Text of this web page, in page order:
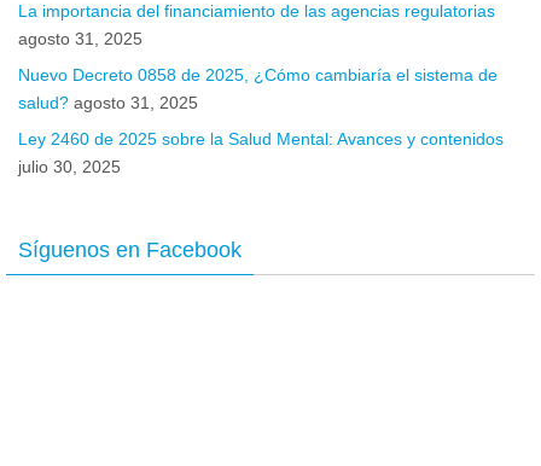
La importancia del financiamiento de las agencias regulatorias
agosto 31, 2025
Nuevo Decreto 0858 de 2025, ¿Cómo cambiaría el sistema de
salud? agosto 31, 2025
Ley 2460 de 2025 sobre la Salud Mental: Avances y contenidos
julio 30, 2025
Síguenos en Facebook